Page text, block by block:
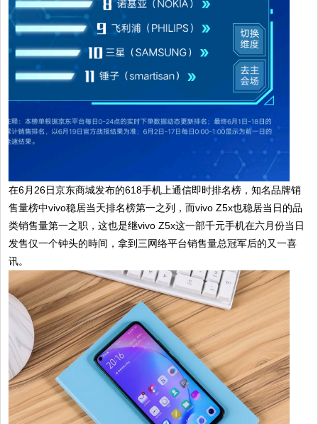
在6月26日京东商城发布的618手机上通信即时排名榜，知名品牌销
售量榜中vivo稳居当天排名榜第一之列，而vivo Z5x也稳居当日的品
类销售量第一之职，这也是继vivo Z5x这一部千元手机在六月份当日
发售仅一个钟头的時间，拿到三网络平台销售量总冠军后的又一喜
讯。